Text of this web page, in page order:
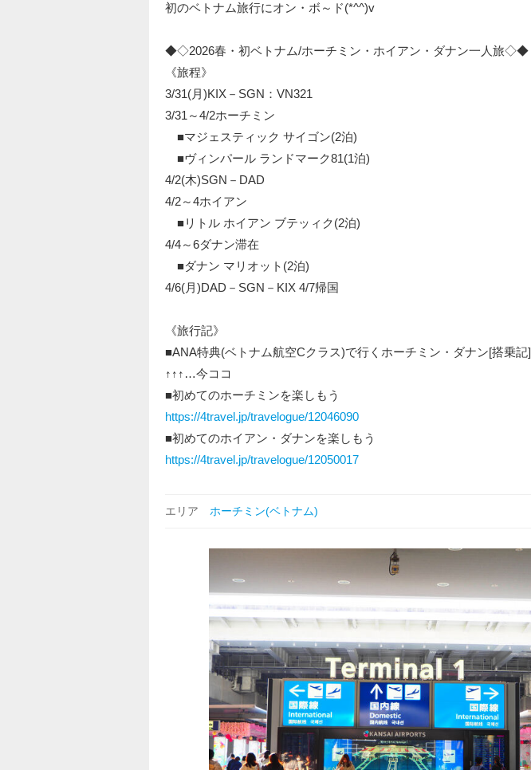
初のベトナム旅行にオン・ボ～ド(*^^)v
◆◇2026春・初ベトナム/ホーチミン・ホイアン・ダナン一人旅◇◆
《旅程》
3/31(月)KIX－SGN：VN321
3/31～4/2ホーチミン
■マジェスティック サイゴン(2泊)
■ヴィンパール ランドマーク81(1泊)
4/2(木)SGN－DAD
4/2～4ホイアン
■リトル ホイアン ブテッィク(2泊)
4/4～6ダナン滞在
■ダナン マリオット(2泊)
4/6(月)DAD－SGN－KIX 4/7帰国
《旅行記》
■ANA特典(ベトナム航空Cクラス)で行くホーチミン・ダナン[搭乗記]
↑↑↑…今ココ
■初めてのホーチミンを楽しもう
https://4travel.jp/travelogue/12046090
■初めてのホイアン・ダナンを楽しもう
https://4travel.jp/travelogue/12050017
エリア ホーチミン(ベトナム)